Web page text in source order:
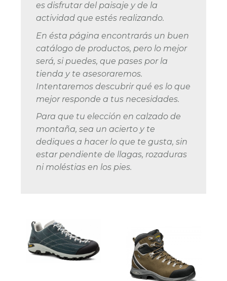
es disfrutar del paisaje y de la
actividad que estés realizando.
En ésta página encontrarás un buen
catálogo de productos, pero lo mejor
será, si puedes, que pases por la
tienda y te asesoraremos.
Intentaremos descubrir qué es lo que
mejor responde a tus necesidades.
Para que tu elección en calzado de
montaña, sea un acierto y te
dediques a hacer lo que te gusta, sin
estar pendiente de llagas, rozaduras
ni moléstias en los pies.